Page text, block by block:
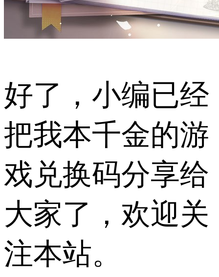
好了，小编已经
把我本千金的游
戏兑换码分享给
大家了，欢迎关
注本站。